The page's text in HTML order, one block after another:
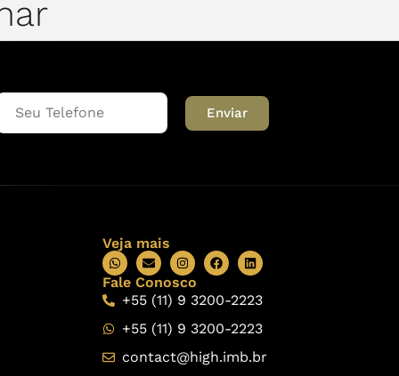
Enviar
Veja mais
Fale Conosco
+55 (11) 9 3200-2223
+55 (11) 9 3200-2223
contact@high.imb.br